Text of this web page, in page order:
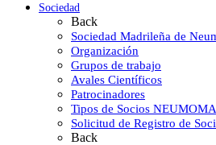
Sociedad
Back
Sociedad Madrileña de
Organización
Grupos de trabajo
Avales Científicos
Patrocinadores
Tipos de Socios
Solicitud de Registro de
Back